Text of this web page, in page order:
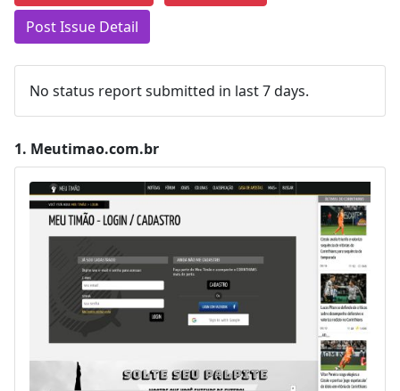
Post Issue Detail
No status report submitted in last 7 days.
1. Meutimao.com.br